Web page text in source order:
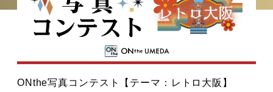
ONthe写真コンテスト【テーマ：レトロ大阪】